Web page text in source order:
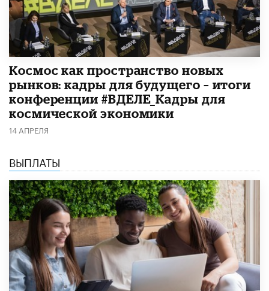
Космос как пространство новых
рынков: кадры для будущего – итоги
конференции #ВДЕЛЕ_Кадры для
космической экономики
14 АПРЕЛЯ
ВЫПЛАТЫ